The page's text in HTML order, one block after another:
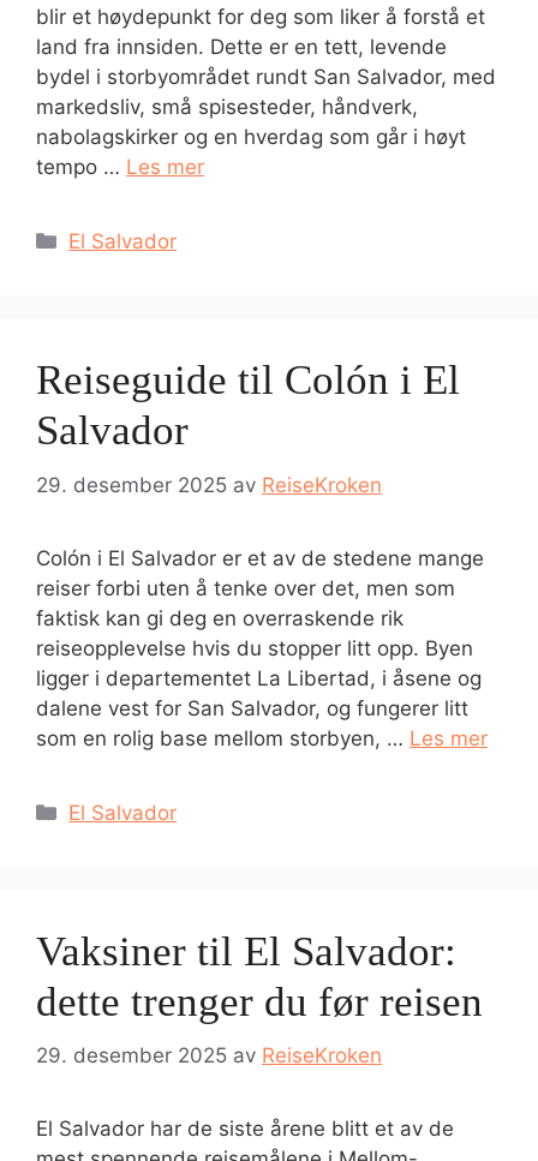
blir et høydepunkt for deg som liker å forstå et
land fra innsiden. Dette er en tett, levende
bydel i storbyområdet rundt San Salvador, med
markedsliv, små spisesteder, håndverk,
nabolagskirker og en hverdag som går i høyt
tempo … Les mer
Kategorier
El Salvador
Reiseguide til Colón i El
Salvador
29. desember 2025 av ReiseKroken
Colón i El Salvador er et av de stedene mange
reiser forbi uten å tenke over det, men som
faktisk kan gi deg en overraskende rik
reiseopplevelse hvis du stopper litt opp. Byen
ligger i departementet La Libertad, i åsene og
dalene vest for San Salvador, og fungerer litt
som en rolig base mellom storbyen, … Les mer
Kategorier
El Salvador
Vaksiner til El Salvador:
dette trenger du før reisen
29. desember 2025 av ReiseKroken
El Salvador har de siste årene blitt et av de